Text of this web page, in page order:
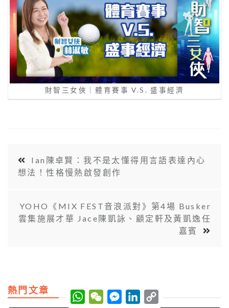
財智三女俠｜體育賽事 V.S. 盛事經濟
Ian陳卓賢：我不是太懂得用言語表達內心
想法！性格慢熱啟發創作
YOHO《MIX FEST音浪派對》第4場 Busker
雲集施展才華 Jace陳凱詠、顧定軒及黃凱逸任
嘉賓
熱門文章
W
h
W
e
M
e
L